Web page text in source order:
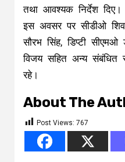
तथा आवश्यक निर्देश दिए।
इस अवसर पर सीडीओ
सौरभ सिंह, डिप्टी सीएमओ
विजय सहित अन्य संबंधित
रहे।
About The
Post Views: 767